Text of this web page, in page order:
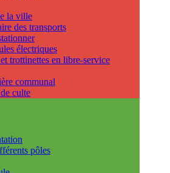
la ville
des transports
électriques
trottinettes en libre-service
communal
culte
pôles